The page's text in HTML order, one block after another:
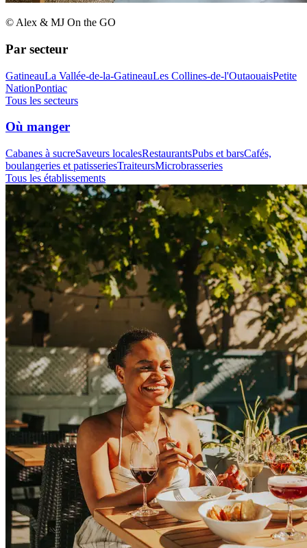
© Alex & MJ On the GO
Par secteur
GatineauLa Vallée-de-la-GatineauLes Collines-de-l'OutaouaisPetite
NationPontiac
Tous les secteurs
Où manger
Cabanes à sucreSaveurs localesRestaurantsPubs et barsCafés,
boulangeries et patisseriesTraiteursMicrobrasseries
Tous les établissements